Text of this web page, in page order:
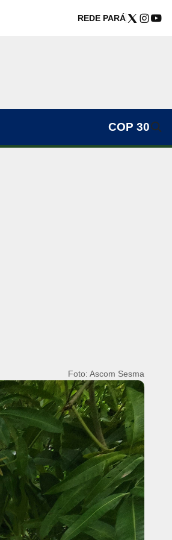
REDE PARÁ
COP 30
Foto: Jader Paes